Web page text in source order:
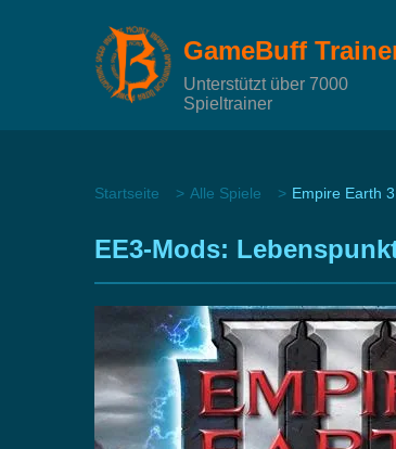
GameBuff
Unterstützt über 7000
Spieltrainer
Startseite Alle Spiele Empire Earth 3
EE3-Mods: